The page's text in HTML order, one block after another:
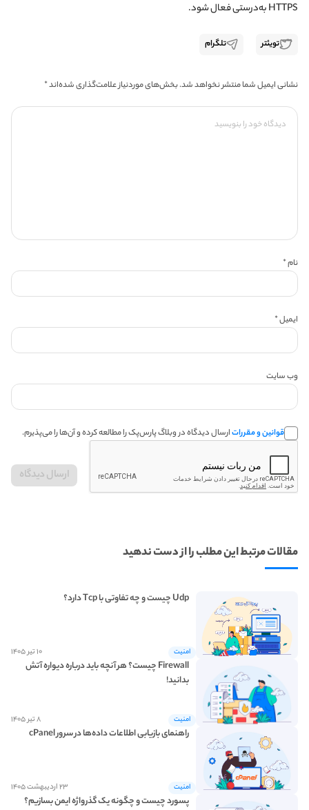
HTTPS به‌درستی فعال شود.
تویئتر تلگرام
نشانی ایمیل شما منتشر نخواهد شد.بخش‌های موردنیاز علامت‌گذاری شده‌اند*
نام*
ایمیل*
وب‌ سایت
قوانین و مقرراتارسال دیدگاه در وبلاگ پارس‌پک را مطالعه کرده و آن‌ها را می‌پذیرم.
مقالات مرتبط این مطلب را از دست ندهید
امنیت ۱۰ تیر ۱۴۰۵
Udp چیست و چه تفاوتی با Tcp دارد؟
امنیت ۸ تیر ۱۴۰۵
Firewall چیست؟ هر آنچه باید درباره دیواره آتش
بدانید!
امنیت ۲۳ اردیبهشت ۱۴۰۵
راهنمای بازیابی اطلاعات داده‌ها در سرور cPanel
پسورد چیست و چگونه یک گذرواژه ایمن بسازیم؟